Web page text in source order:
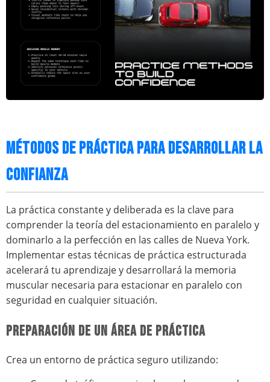
MÉTODOS DE PRÁCTICA PARA DESARROLLAR LA
CONFIANZA
La práctica constante y deliberada es la clave para
comprender la teoría del estacionamiento en paralelo y
dominarlo a la perfección en las calles de Nueva York.
Implementar estas técnicas de práctica estructurada
acelerará tu aprendizaje y desarrollará la memoria
muscular necesaria para estacionar en paralelo con
seguridad en cualquier situación.
PREPARACIÓN DE UN ÁREA DE PRÁCTICA
Crea un entorno de práctica seguro utilizando: